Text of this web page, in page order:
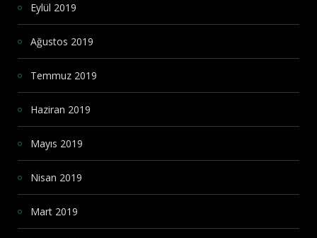
Eylül 2019
Ağustos 2019
Temmuz 2019
Haziran 2019
Mayıs 2019
Nisan 2019
Mart 2019